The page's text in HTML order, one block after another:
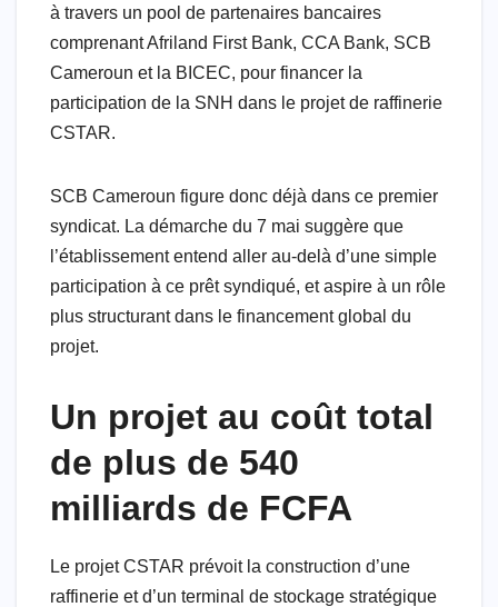
à travers un pool de partenaires bancaires
comprenant Afriland First Bank, CCA Bank, SCB
Cameroun et la BICEC, pour financer la
participation de la SNH dans le projet de raffinerie
CSTAR.
SCB Cameroun figure donc déjà dans ce premier
syndicat. La démarche du 7 mai suggère que
l’établissement entend aller au-delà d’une simple
participation à ce prêt syndiqué, et aspire à un rôle
plus structurant dans le financement global du
projet.
Un projet au coût total
de plus de 540
milliards de FCFA
Le projet CSTAR prévoit la construction d’une
raffinerie et d’un terminal de stockage stratégique